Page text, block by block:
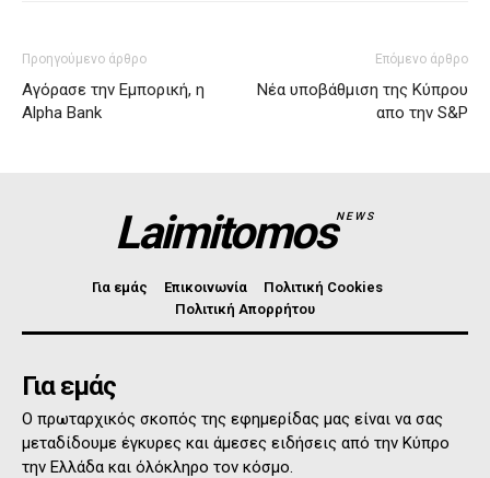
Προηγούμενο άρθρο
Αγόρασε την Εμπορική, η
Alpha Bank
Επόμενο άρθρο
Νέα υποβάθμιση της Κύπρου
απο την S&P
LaimitomosNEWS
Για εμάς Επικοινωνία
Πολιτική Cookies
Πολιτική Απορρήτου
Για εμάς
Ο πρωταρχικός σκοπός της εφημερίδας μας είναι να σας
μεταδίδουμε έγκυρες και άμεσες ειδήσεις από την Κύπρο
την Ελλάδα και όλόκληρο τον κόσμο.